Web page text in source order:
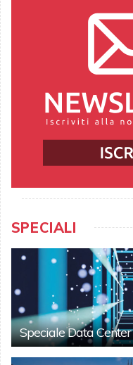
SPECIALI
Speciale Data Center